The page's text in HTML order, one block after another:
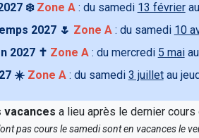
❄️ Zone A: du samedi 13 février
2027 🌷 Zone A: du samedi 10
2027 ✝️ Zone A: du mercredi 5 mai
☀️ Zone A: du samedi 3 juilletau
vacances a lieu après le dernier
pas cours le samedi sont en vacances le